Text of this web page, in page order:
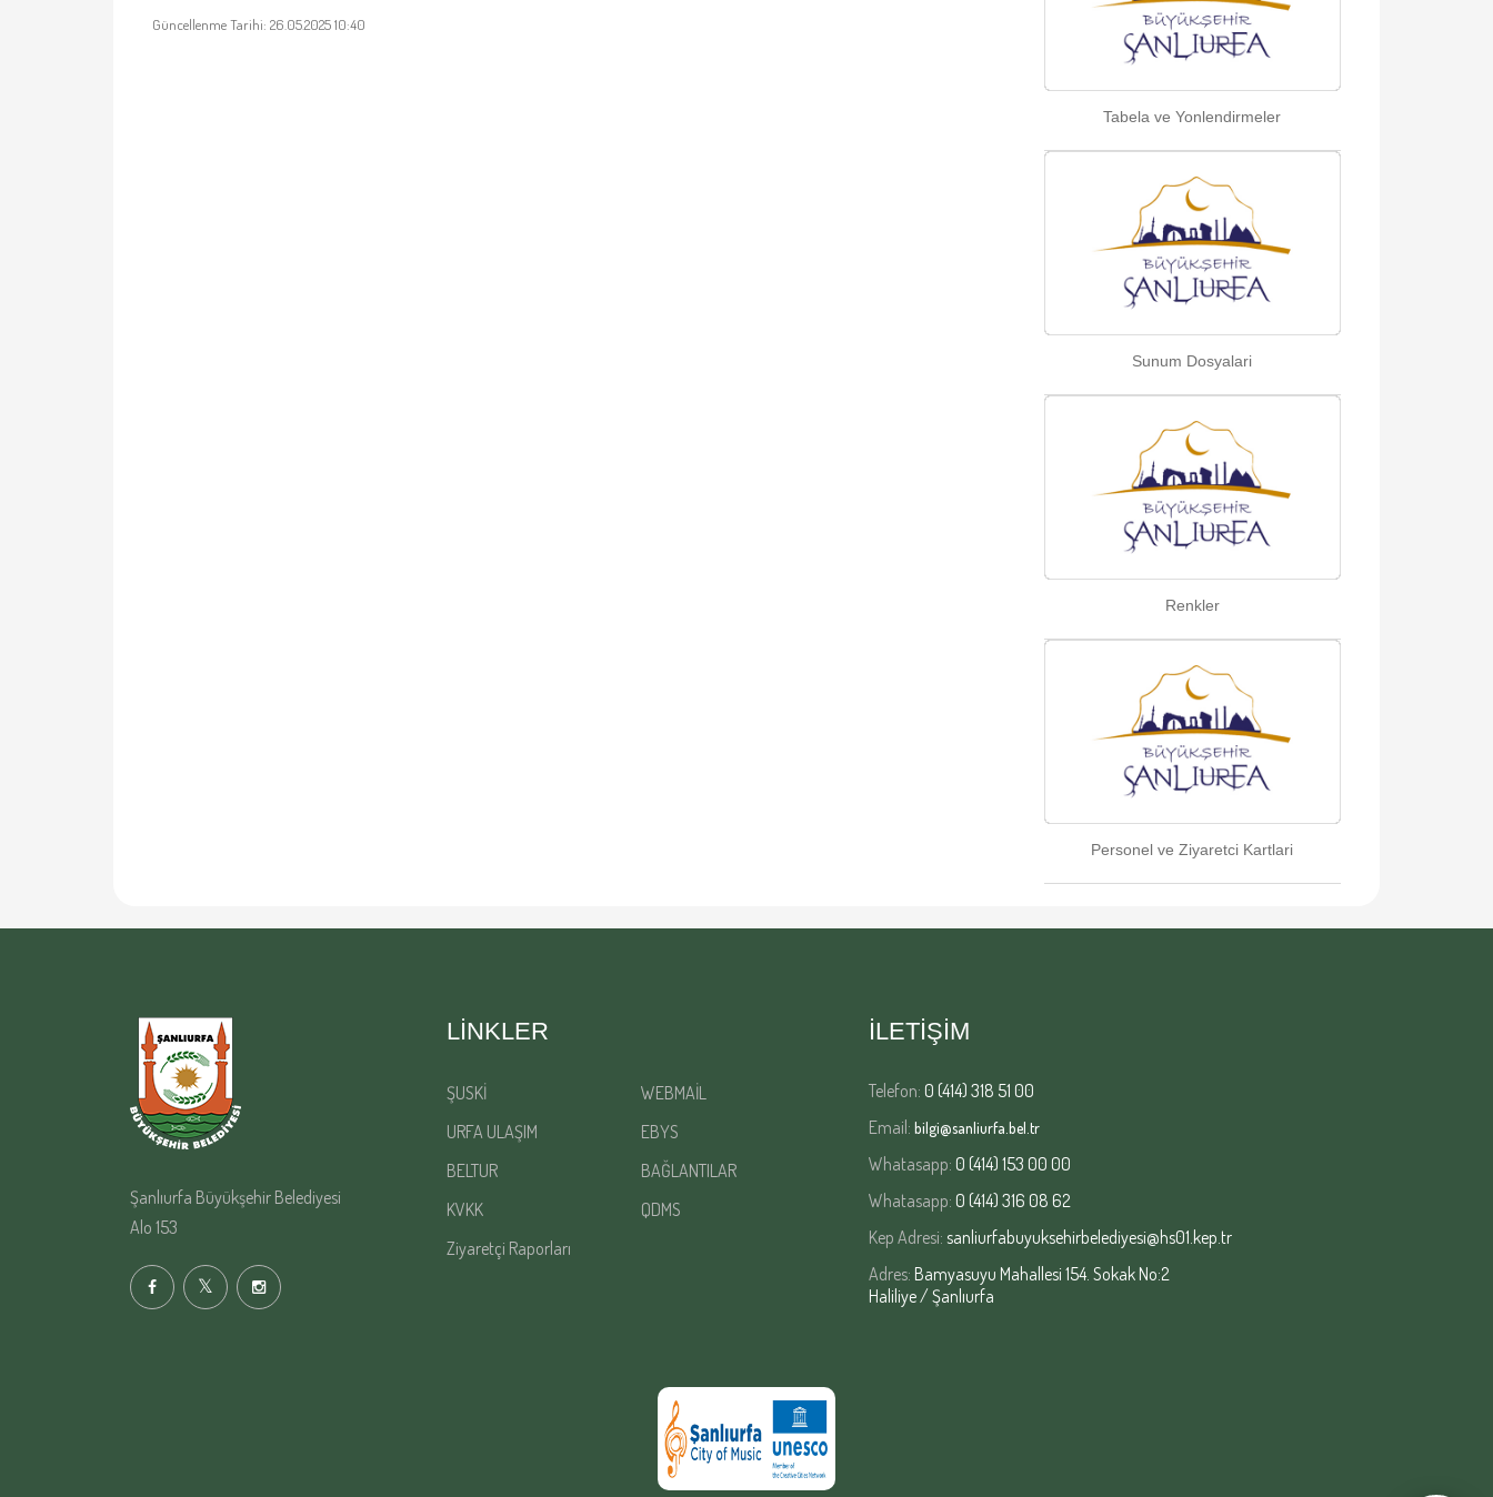
Güncellenme Tarihi: 26.05.2025 10:40
Tabela ve Yonlendirmeler
Sunum Dosyalari
Renkler
Personel ve Ziyaretci Kartlari
Şanlıurfa Büyükşehir Belediyesi
Alo 153
LINKLER
ŞUSKİ
WEBMAİL
URFA ULAŞIM
EBYS
BELTUR
BAĞLANTILAR
KVKK
QDMS
Ziyaretçi Raporları
İLETİŞİM
Telefon: 0 (414) 318 51 00
Email: bilgi@sanliurfa.bel.tr
Whatasapp: 0 (414) 153 00 00
Whatasapp: 0 (414) 316 08 62
Kep Adresi: sanliurfabuyuksehirbelediyesi@hs01.kep.tr
Adres: Bamyasuyu Mahallesi 154. Sokak No:2
Haliliye / Şanlıurfa